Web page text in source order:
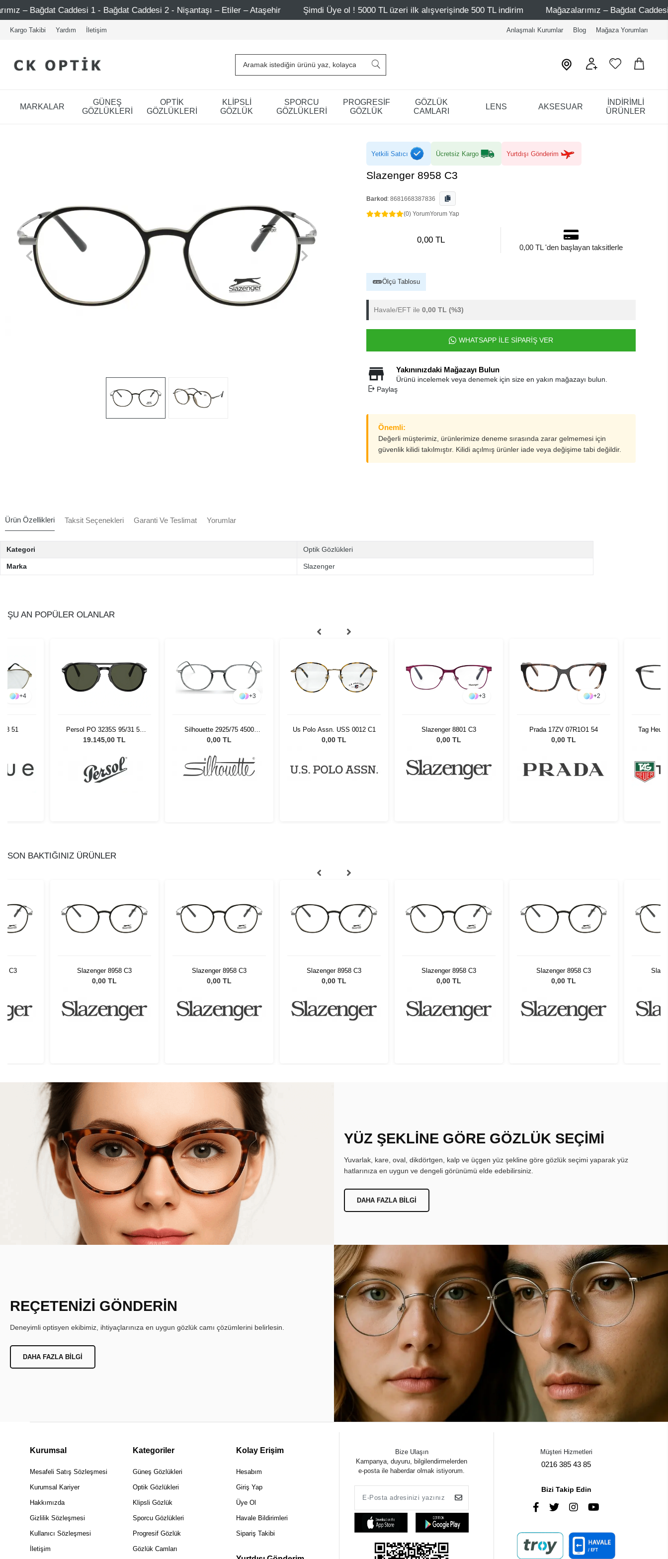
Caddesi 1 - Bağdat Caddesi 2 - Nişantaşı – Etiler – Ataşehir Şimdi Üye ol ! 5000 TL üzeri ilk alışverişinde 500 TL indirim Mağazalarımız – Bağdat Caddesi 1 -
Kargo Takibi Yardım İletişim Anlaşmalı Kurumlar Blog Mağaza Yorumları
MARKALAR
GÜNEŞ
GÖZLÜKLERİ
OPTİK
GÖZLÜKLERİ
KLİPSLİ
GÖZLÜK
SPORCU
GÖZLÜKLERİ
PROGRESİF
GÖZLÜK
GÖZLÜK
CAMLARI
LENS AKSESUAR
İNDİRİMLİ
ÜRÜNLER
Yetkili Satıcı Ücretsiz Kargo Yurtdışı Gönderim
Slazenger 8958 C3
Barkod : 8681668387836
(0) YorumYorum Yap
0,00 TL
0,00 TL 'den başlayan taksitlerle
Ölçü Tablosu
Havale/EFT ile 0,00 TL (%3)
WHATSAPP İLE SİPARİŞ VER
Yakınınızdaki Mağazayı Bulun
Ürünü incelemek veya denemek için size en yakın mağazayı bulun.
Paylaş
Önemli:
Değerli müşterimiz, ürünlerimize deneme sırasında zarar gelmemesi için
güvenlik kilidi takılmıştır. Kilidi açılmış ürünler iade veya değişime tabi değildir.
Ürün Özellikleri Taksit Seçenekleri Garanti Ve Teslimat Yorumlar
Kategori Optik Gözlükleri
Marka Slazenger
ŞU AN POPÜLER OLANLAR
+4
51
Persol PO 3235S 95/31 55
Unisex Güneş Gözlüğü
19.145,00 TL
+3
Silhouette 2925/75 4500
48/20
0,00 TL
Us Polo Assn. USS 0012 C1
0,00 TL
+3
Slazenger 8801 C3
0,00 TL
+2
Prada 17ZV 07R1O1 54
0,00 TL
Tag
SON BAKTIĞINIZ ÜRÜNLER
C3 Slazenger 8958 C3
0,00 TL
Slazenger 8958 C3
0,00 TL
Slazenger 8958 C3
0,00 TL
Slazenger 8958 C3
0,00 TL
Slazenger 8958 C3
0,00 TL
YÜZ ŞEKLİNE GÖRE GÖZLÜK SEÇİMİ
Yuvarlak, kare, oval, dikdörtgen, kalp ve üçgen yüz şekline göre gözlük seçimi yaparak yüz
hatlarınıza en uygun ve dengeli görünümü elde edebilirsiniz.
DAHA FAZLA BILGI
REÇETENİZİ GÖNDERİN
Deneyimli optisyen ekibimiz, ihtiyaçlarınıza en uygun gözlük camı çözümlerini belirlesin.
DAHA FAZLA BILGI
Kurumsal
Mesafeli Satış Sözleşmesi
Kurumsal Kariyer
Hakkımızda
Gizlilik Sözleşmesi
Kullanıcı Sözleşmesi
İletişim
Kategoriler
Güneş Gözlükleri
Optik Gözlükleri
Klipsli Gözlük
Sporcu Gözlükleri
Progresif Gözlük
Gözlük Camları
Kolay Erişim
Hesabım
Giriş Yap
Üye Ol
Havale Bildirimleri
Sipariş Takibi
Bize Ulaşın
Kampanya, duyuru, bilgilendirmelerden
e-posta ile haberdar olmak istiyorum.
Müşteri Hizmetleri
0216 385 43 85
Bizi Takip Edin